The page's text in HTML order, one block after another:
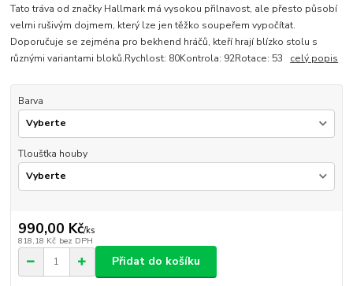
Tato tráva od značky Hallmark má vysokou přilnavost, ale přesto působí
velmi rušivým dojmem, který lze jen těžko soupeřem vypočítat.
Doporučuje se zejména pro bekhend hráčů, kteří hrají blízko stolu s
různými variantami bloků.Rychlost: 80Kontrola: 92Rotace: 53 celý popis
Barva
Tloušťka houby
990,00 Kč/ks
818,18 Kč bez DPH
Přidat do košíku